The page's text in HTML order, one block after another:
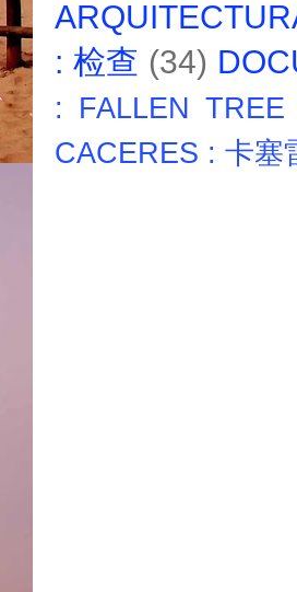
: 检查 (34)
: FALLEN
CACERES : 卡塞